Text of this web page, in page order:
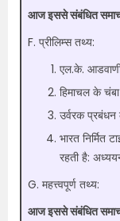
आज इससे संबंधित
F. प्रीलिम्स तथ्य:
एल.के. आडवाणी
हिमाचल के
उर्वरक
भारत निर्मित
रहती है:
G. महत्त्वपूर्ण तथ्य:
आज इससे संबंधित